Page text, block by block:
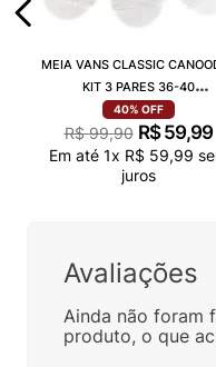
MEIA VANS CLASSIC
KIT 3 PARES 36-40
VN000QCAJU4
40% OFF
R$ 99,90 R$ 59,99
Em até 1x R$ 59,99
juros
Avaliações
Ainda não foram
produto, o que